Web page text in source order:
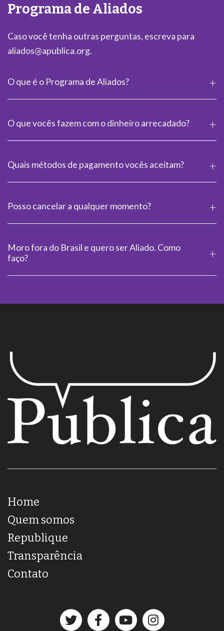
Programa de Aliados
Caso você tenha outras perguntas, escreva para
aliados@apublica.org.
O que é o Programa de Aliados?
O que vocês fazem com o dinheiro arrecadado?
Quais métodos de pagamento vocês aceitam?
Posso cancelar a qualquer momento?
Moro fora do Brasil e quero ser Aliado. Como
faço?
Home
Quem somos
Republique
Transparência
Contato